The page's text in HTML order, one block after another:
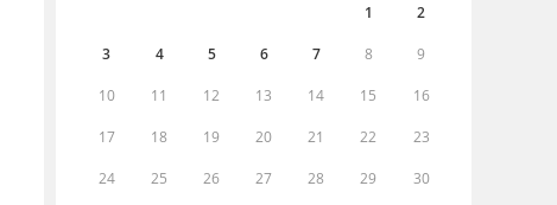
1 2
3 4 5 6 7 8 9
10 11 12 13 14 15 16
17 18 19 20 21 22 23
24 25 26 27 28 29 30